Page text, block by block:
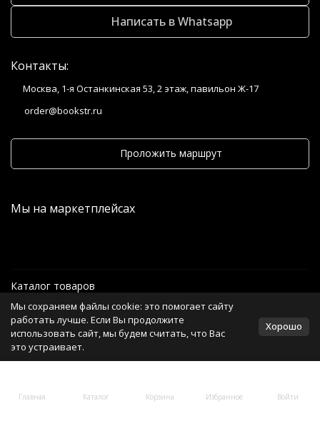
Главная Каталог Корзина Избранное Войти
Написать в Whatsapp
Контакты:
Москва, 1-я Останкинская 53, 2 этаж, павильон Ж-17
order@bookstr.ru
Проложить маршрут
Мы на маркетплейсах
Каталог товаров
Информация
Политика персональных данных
Мы сохраняем файлы cookie: это помогает сайту
работать лучше. Если Вы продолжите
использовать сайт, мы будем считать, что Вас
это устраивает.
Хорошо